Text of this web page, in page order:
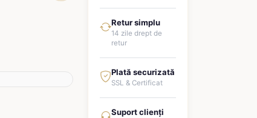
Retur simplu
14 zile drept de
retur
Plată securizată
SSL & Certificat
Suport clienți